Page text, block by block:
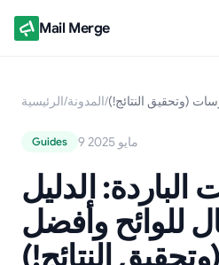
Mail Merge
الرئيسية/المدونة/
Guides 9 مايو 2025
الباردة: الدليل
للوائح وأفضل
النتائج!)